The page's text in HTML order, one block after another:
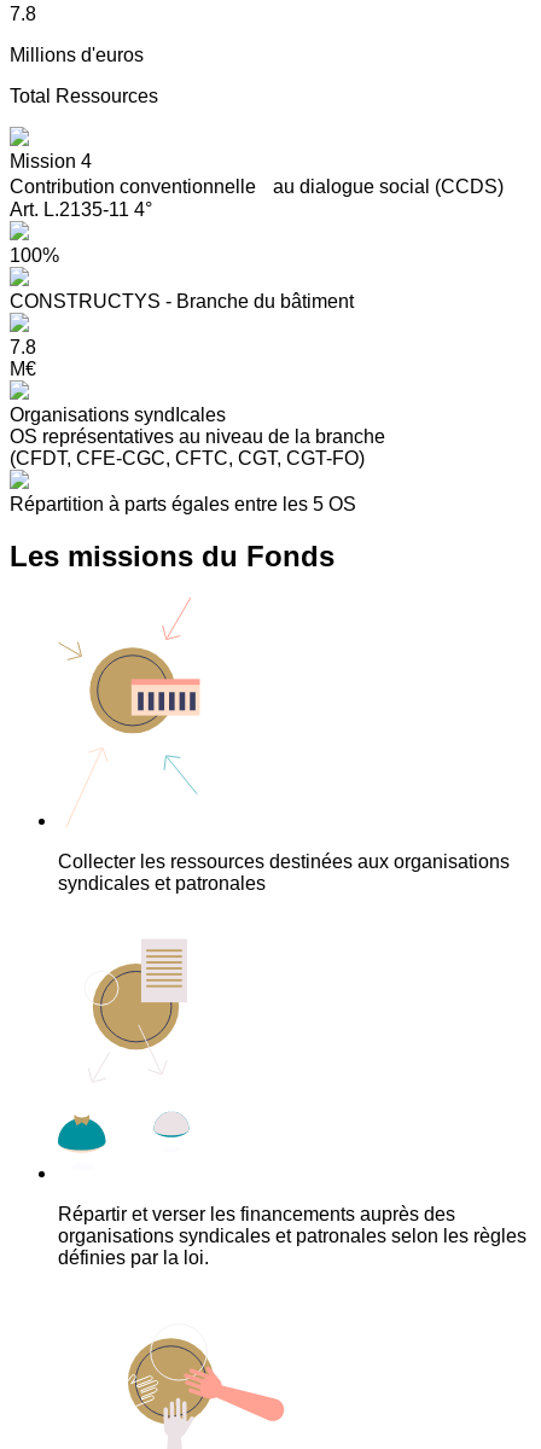
7.8
Millions d'euros
Total Ressources
Mission 4
Contribution conventionnelle au dialogue social (CCDS)
Art. L.2135-11 4°
100%
CONSTRUCTYS - Branche du bâtiment
7.8
M€
Organisations syndIcales
OS représentatives au niveau de la branche
(CFDT, CFE-CGC, CFTC, CGT, CGT-FO)
Répartition à parts égales entre les 5 OS
Les missions du Fonds
Collecter les ressources destinées aux organisations
syndicales et patronales
Répartir et verser les financements auprès des
organisations syndicales et patronales selon les règles
définies par la loi.